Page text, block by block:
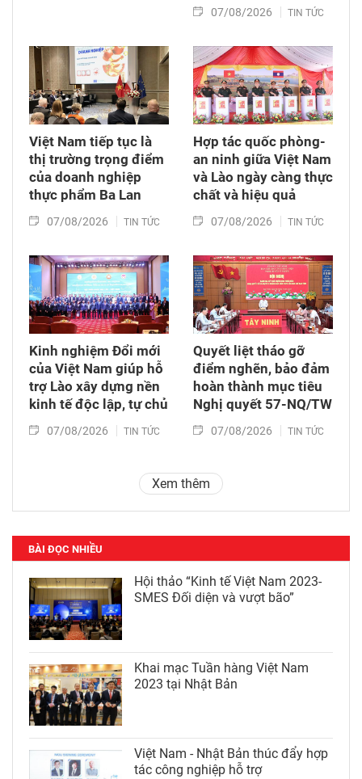
07/08/2026 TIN TỨC
Việt Nam tiếp tục là
thị trường trọng điểm
của doanh nghiệp
thực phẩm Ba Lan
07/08/2026 TIN TỨC
Hợp tác quốc phòng-
an ninh giữa Việt Nam
và Lào ngày càng thực
chất và hiệu quả
07/08/2026 TIN TỨC
Kinh nghiệm Đổi mới
của Việt Nam giúp hỗ
trợ Lào xây dựng nền
kinh tế độc lập, tự chủ
07/08/2026 TIN TỨC
Quyết liệt tháo gỡ
điểm nghẽn, bảo đảm
hoàn thành mục tiêu
Nghị quyết 57-NQ/TW
07/08/2026 TIN TỨC
Xem thêm
BÀI ĐỌC NHIỀU
Hội thảo “Kinh tế Việt Nam 2023-
SMES Đối diện và vượt bão”
Khai mạc Tuần hàng Việt Nam
2023 tại Nhật Bản
Việt Nam - Nhật Bản thúc đẩy hợp
tác công nghiệp hỗ trợ